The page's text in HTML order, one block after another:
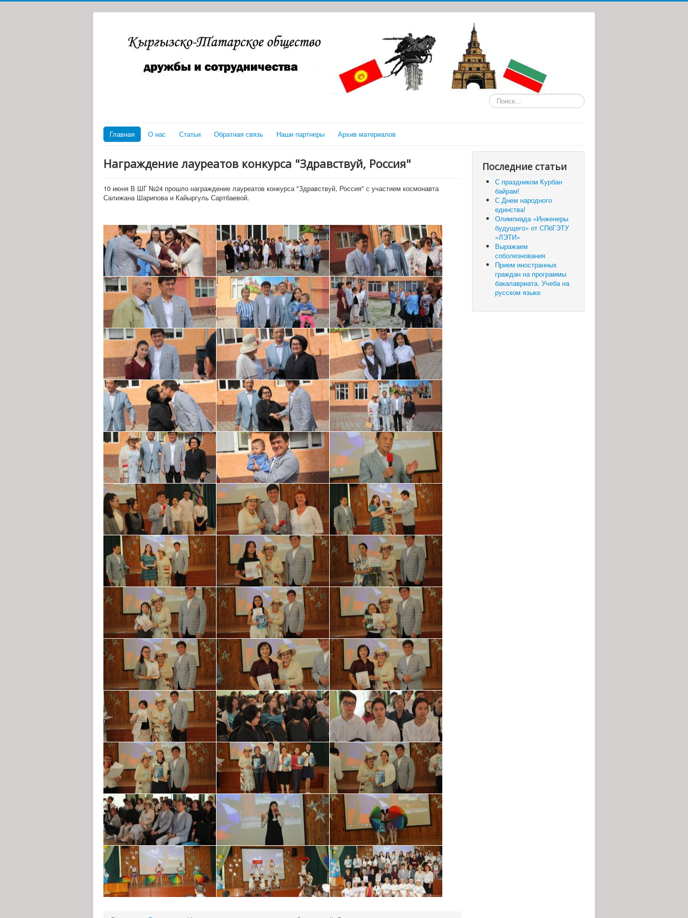
Искать...
Главная О нас Статьи Обратная связь Наши партнеры Архив материалов
Награждение лауреатов конкурса "Здравствуй, Россия"
10 июня В ШГ №24 прошло награждение лауреатов конкурса "Здравствуй, Россия" с участием космонавта
Салижана Шарипова и Кайыргуль Сартбаевой.
Последние статьи
С праздником Курбан
байрам!
С Днем народного
единства!
Олимпиада «Инженеры
будущего» от СПбГЭТУ
«ЛЭТИ»
Выражаем
соболезнования
Прием иностранных
граждан на программы
бакалавриата. Учеба на
русском языке